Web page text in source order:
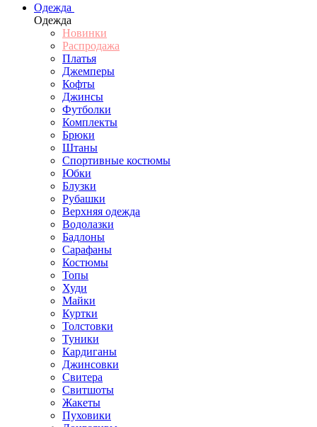
Одежда
Одежда
Новинки
Распродажа
Платья
Джемперы
Кофты
Джинсы
Футболки
Комплекты
Брюки
Штаны
Спортивные костюмы
Юбки
Блузки
Рубашки
Верхняя одежда
Водолазки
Бадлоны
Сарафаны
Костюмы
Топы
Худи
Майки
Куртки
Толстовки
Туники
Кардиганы
Джинсовки
Свитера
Свитшоты
Жакеты
Пуховики